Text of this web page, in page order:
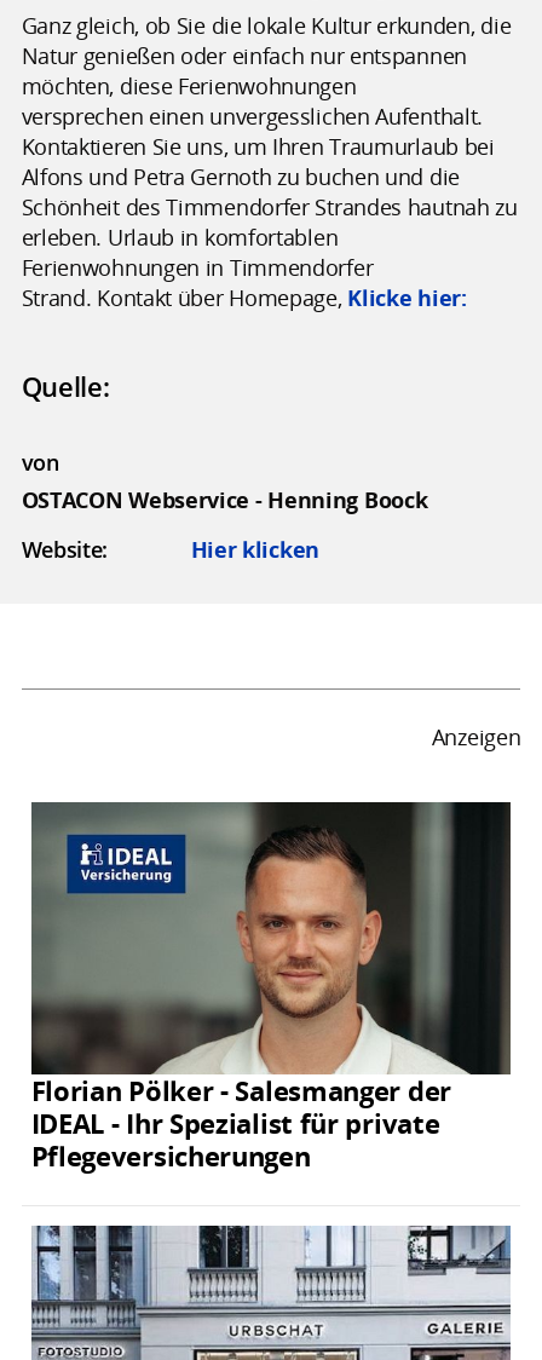
Ganz gleich, ob Sie die lokale Kultur erkunden, die
Natur genießen oder einfach nur entspannen
möchten, diese Ferienwohnungen
versprechen einen unvergesslichen Aufenthalt.
Kontaktieren Sie uns, um Ihren Traumurlaub bei
Alfons und Petra Gernoth zu buchen und die
Schönheit des Timmendorfer Strandes hautnah zu
erleben. Urlaub in komfortablen
Ferienwohnungen in Timmendorfer
Strand. Kontakt über Homepage, Klicke hier:
Quelle:
von
OSTACON Webservice - Henning Boock
Website:
Hier klicken
Anzeigen
Florian Pölker - Salesmanger der
IDEAL - Ihr Spezialist für private
Pflegeversicherungen